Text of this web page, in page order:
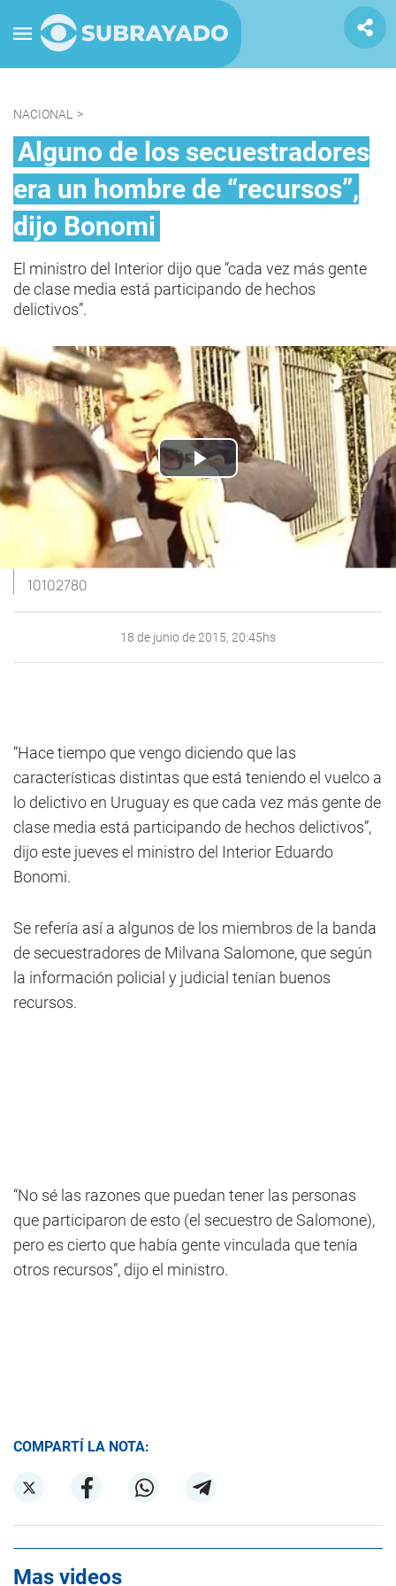
NACIONAL >
Alguno de los secuestradores
era un hombre de “recursos”,
dijo Bonomi
El ministro del Interior dijo que “cada vez más gente
de clase media está participando de hechos
delictivos”.
Play
Video
10102780
18 de junio de 2015, 20:45hs
“Hace tiempo que vengo diciendo que las
características distintas que está teniendo el vuelco a
lo delictivo en Uruguay es que cada vez más gente de
clase media está participando de hechos delictivos”,
dijo este jueves el ministro del Interior Eduardo
Bonomi.
Se refería así a algunos de los miembros de la banda
de secuestradores de Milvana Salomone, que según
la información policial y judicial tenían buenos
recursos.
“No sé las razones que puedan tener las personas
que participaron de esto (el secuestro de Salomone),
pero es cierto que había gente vinculada que tenía
otros recursos”, dijo el ministro.
COMPARTÍ LA NOTA:
Mas videos